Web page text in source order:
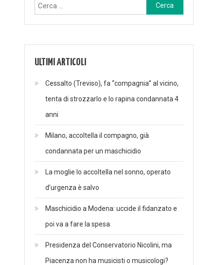
Ricerca
per:
ULTIMI ARTICOLI
Cessalto (Treviso), fa “compagnia” al vicino,
tenta di strozzarlo e lo rapina condannata 4
anni
Milano, accoltella il compagno, già
condannata per un maschicidio
La moglie lo accoltella nel sonno, operato
d’urgenza è salvo
Maschicidio a Modena: uccide il fidanzato e
poi va a fare la spesa
Presidenza del Conservatorio Nicolini, ma
Piacenza non ha musicisti o musicologi?